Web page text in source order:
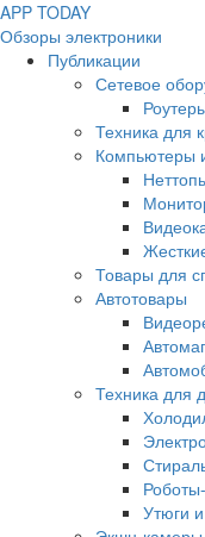
APP TODAY
Обзоры электроники
Публикации
Сетевое
Техника для
Компьютеры
Товары для
Автотовары
Техника для
Утюги